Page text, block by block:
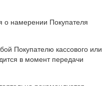
о намерении Покупателя
Покупателю кассового или
в момент передачи